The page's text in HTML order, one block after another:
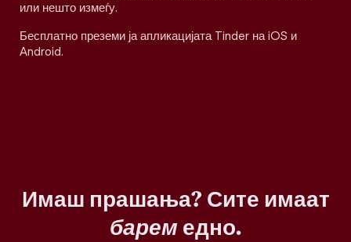
или нешто измеѓу.
Бесплатно преземи ја апликацијата Tinder на iOS и
Android.
Имаш прашања? Сите имаат
барем едно.